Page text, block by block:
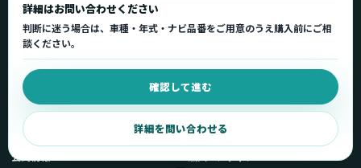
詳細はお問い合わせください
判断に迷う場合は、車種・年式・ナビ品番をご用意のうえ購入前にご相
談ください。
確認して進む
詳細を問い合わせる
製品一覧
車種適合を確認
用途から製品を選ぶ
取扱店舗・購入先
弊社販売ストアへ
Q&A・症状別サポート
起動不良復旧サービス
公式情報